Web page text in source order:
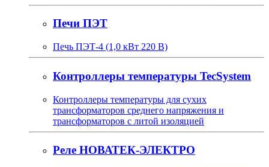
Печи ПЭТ
Печь ПЭТ-4 (1,0 кВт 220 В)
Контроллеры температуры TecSystem
Контроллеры температуры для сухих
трансформаторов среднего напряжения и
трансформаторов с литой изоляцией
Реле НОВАТЕК-ЭЛЕКТРО